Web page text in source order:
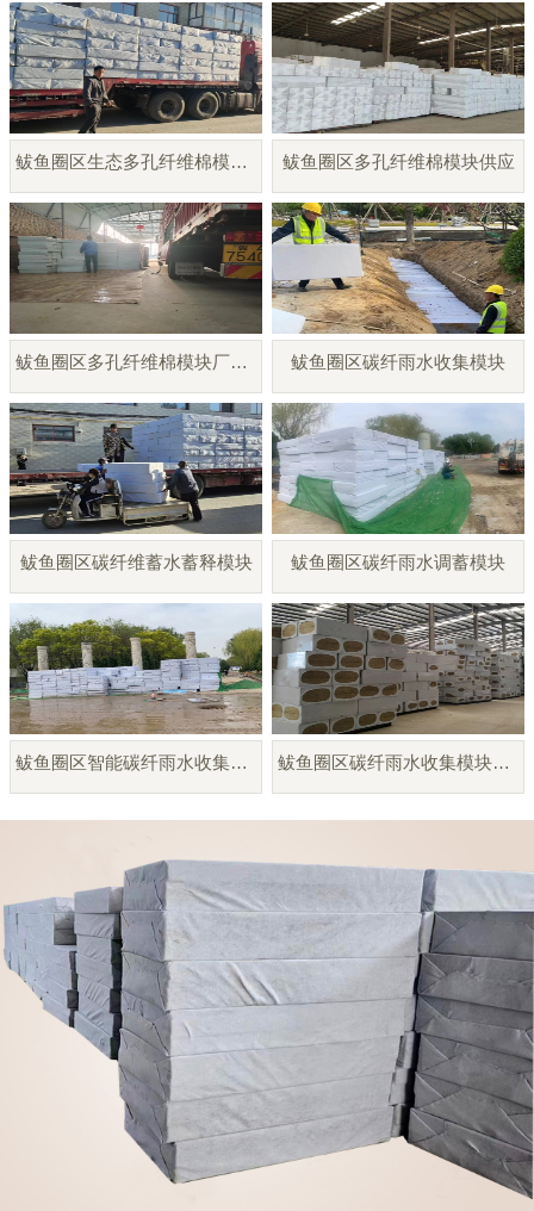
鲅鱼圈区生态多孔纤维棉模块厂家 鲅鱼圈区多孔纤维棉模块供应
鲅鱼圈区多孔纤维棉模块厂家直销 鲅鱼圈区碳纤雨水收集模块
鲅鱼圈区碳纤维蓄水蓄释模块 鲅鱼圈区碳纤雨水调蓄模块
鲅鱼圈区智能碳纤雨水收集模块 鲅鱼圈区碳纤雨水收集模块厂家